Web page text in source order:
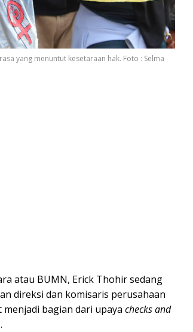
yang menuntut kesetaraan hak. Foto : Selma
atau BUMN, Erick Thohir sedang
direksi dan komisaris perusahaan
bagian dari upaya checks and